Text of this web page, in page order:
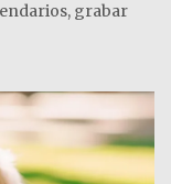
grabar